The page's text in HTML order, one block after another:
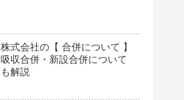
株式会社の【 合併について 】
吸収合併・新設合併について
も解説